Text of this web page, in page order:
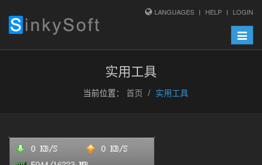
LANGUAGES HELP LOGIN
Toggle
实用工具
当前位置： 首页 实用工具